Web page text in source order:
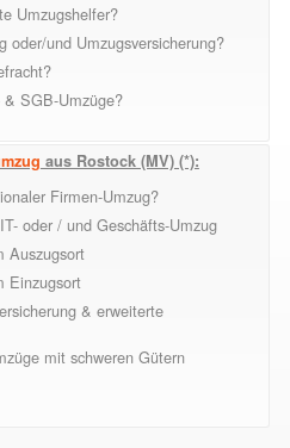
Umzugshelfer?
oder/und Umzugsversicherung?
SGB-Umzüge?
aus Rostock (MV) (*):
Firmen-Umzug?
oder / und Geschäfts-Umzug
Auszugsort
Einzugsort
& erweiterte
mit schweren Gütern